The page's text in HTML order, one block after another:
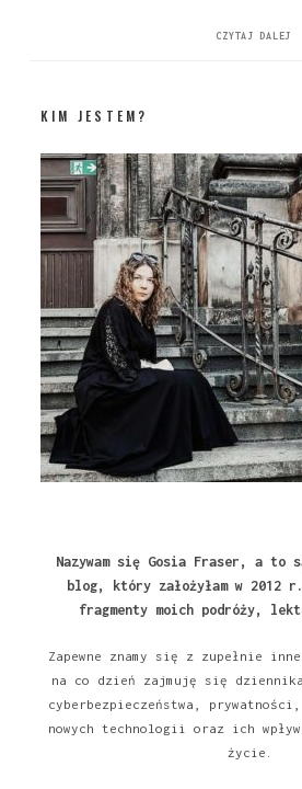
CZYTAJ DALEJ
KIM JESTEM?
Nazywam się Gosia Fraser, a to
blog, który założyłam w 2012
fragmenty moich podróży,
Zapewne znamy się z zupełnie
na co dzień zajmuję się
cyberbezpieczeństwa,
nowych technologii oraz ich
życie.